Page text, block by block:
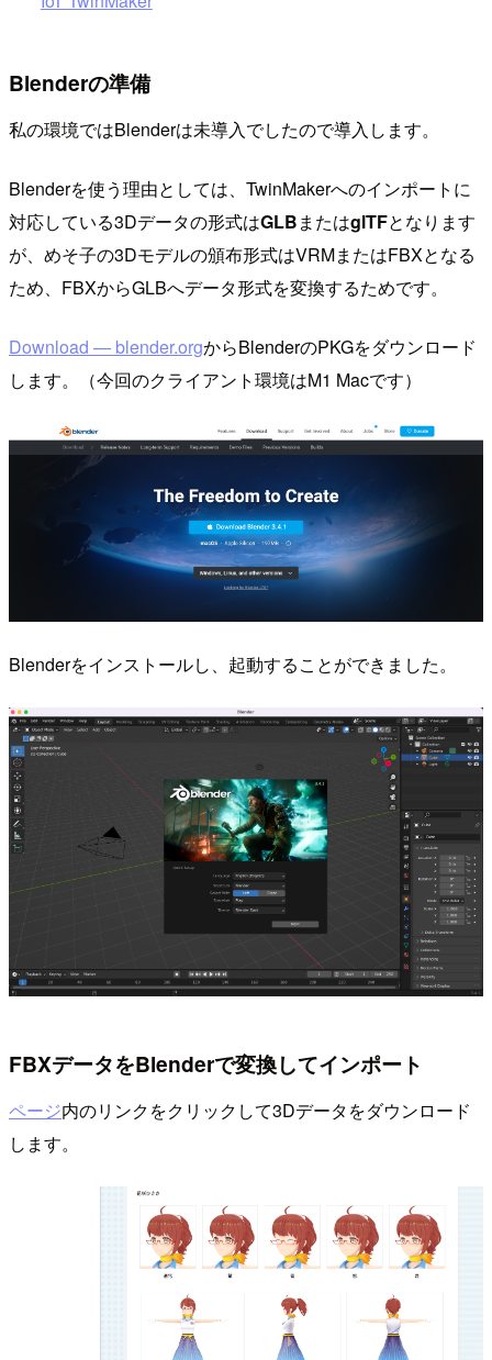
Blenderの準備
私の環境ではBlenderは未導入でしたので導入します。
Blenderを使う理由としては、TwinMakerへのインポートに
対応している3Dデータの形式はGLBまたはglTFとなります
が、めそ子の3Dモデルの頒布形式はVRMまたはFBXとなる
ため、FBXからGLBへデータ形式を変換するためです。
Download — blender.orgからBlenderのPKGをダウンロード
します。（今回のクライアント環境はM1 Macです）
Blenderをインストールし、起動することができました。
FBXデータをBlenderで変換してインポート
ページ内のリンクをクリックして3Dデータをダウンロード
します。